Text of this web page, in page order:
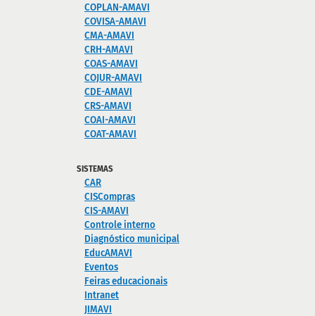
COPLAN-AMAVI
COVISA-AMAVI
CMA-AMAVI
CRH-AMAVI
COAS-AMAVI
COJUR-AMAVI
CDE-AMAVI
CRS-AMAVI
COAI-AMAVI
COAT-AMAVI
SISTEMAS
CAR
CISCompras
CIS-AMAVI
Controle interno
Diagnóstico municipal
EducAMAVI
Eventos
Feiras educacionais
Intranet
JIMAVI